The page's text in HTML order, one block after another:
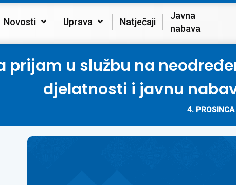
Novosti Uprava Natječaji
Javna
nabava
prijam u službu na
djelatnosti i javnu
4.